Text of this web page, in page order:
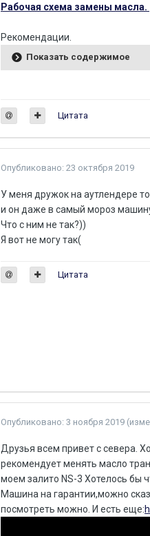
Рабочая схема замены масла.
Рекомендации.
Показать содержимое
Цитата
Опубликовано: 23 октября 2019
У меня дружок на аутлендере
и он даже в самый мороз
Что с ним не так?))
Я вот не могу так(
Цитата
Опубликовано: 3 ноября 2019
Друзья всем привет с севера.
рекомендует менять масло
моем залито NS-3 Хотелось бы
Машина на гарантии,можно
посмотреть можно. И есть еще: